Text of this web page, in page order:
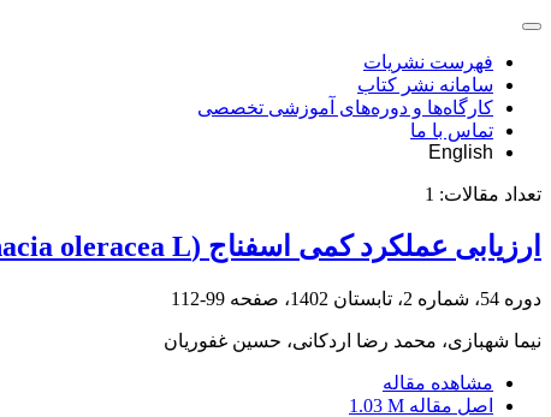
فهرست نشریات
سامانه نشر کتاب
کارگاه‌ها و دوره‌های آموزشی تخصصی
تماس با ما
English
تعداد مقالات: 1
ارزیابی عملکرد کمی اسفناج (Spinacia oleracea L) در سطوح بیوچار و مایکوریزا در شرایط کشت گلخانه‌ای
دوره 54، شماره 2، تابستان 1402، صفحه 99-112
نیما شهبازی، محمد رضا اردکانی، حسین غفوریان
مشاهده مقاله
اصل مقاله 1.03 M